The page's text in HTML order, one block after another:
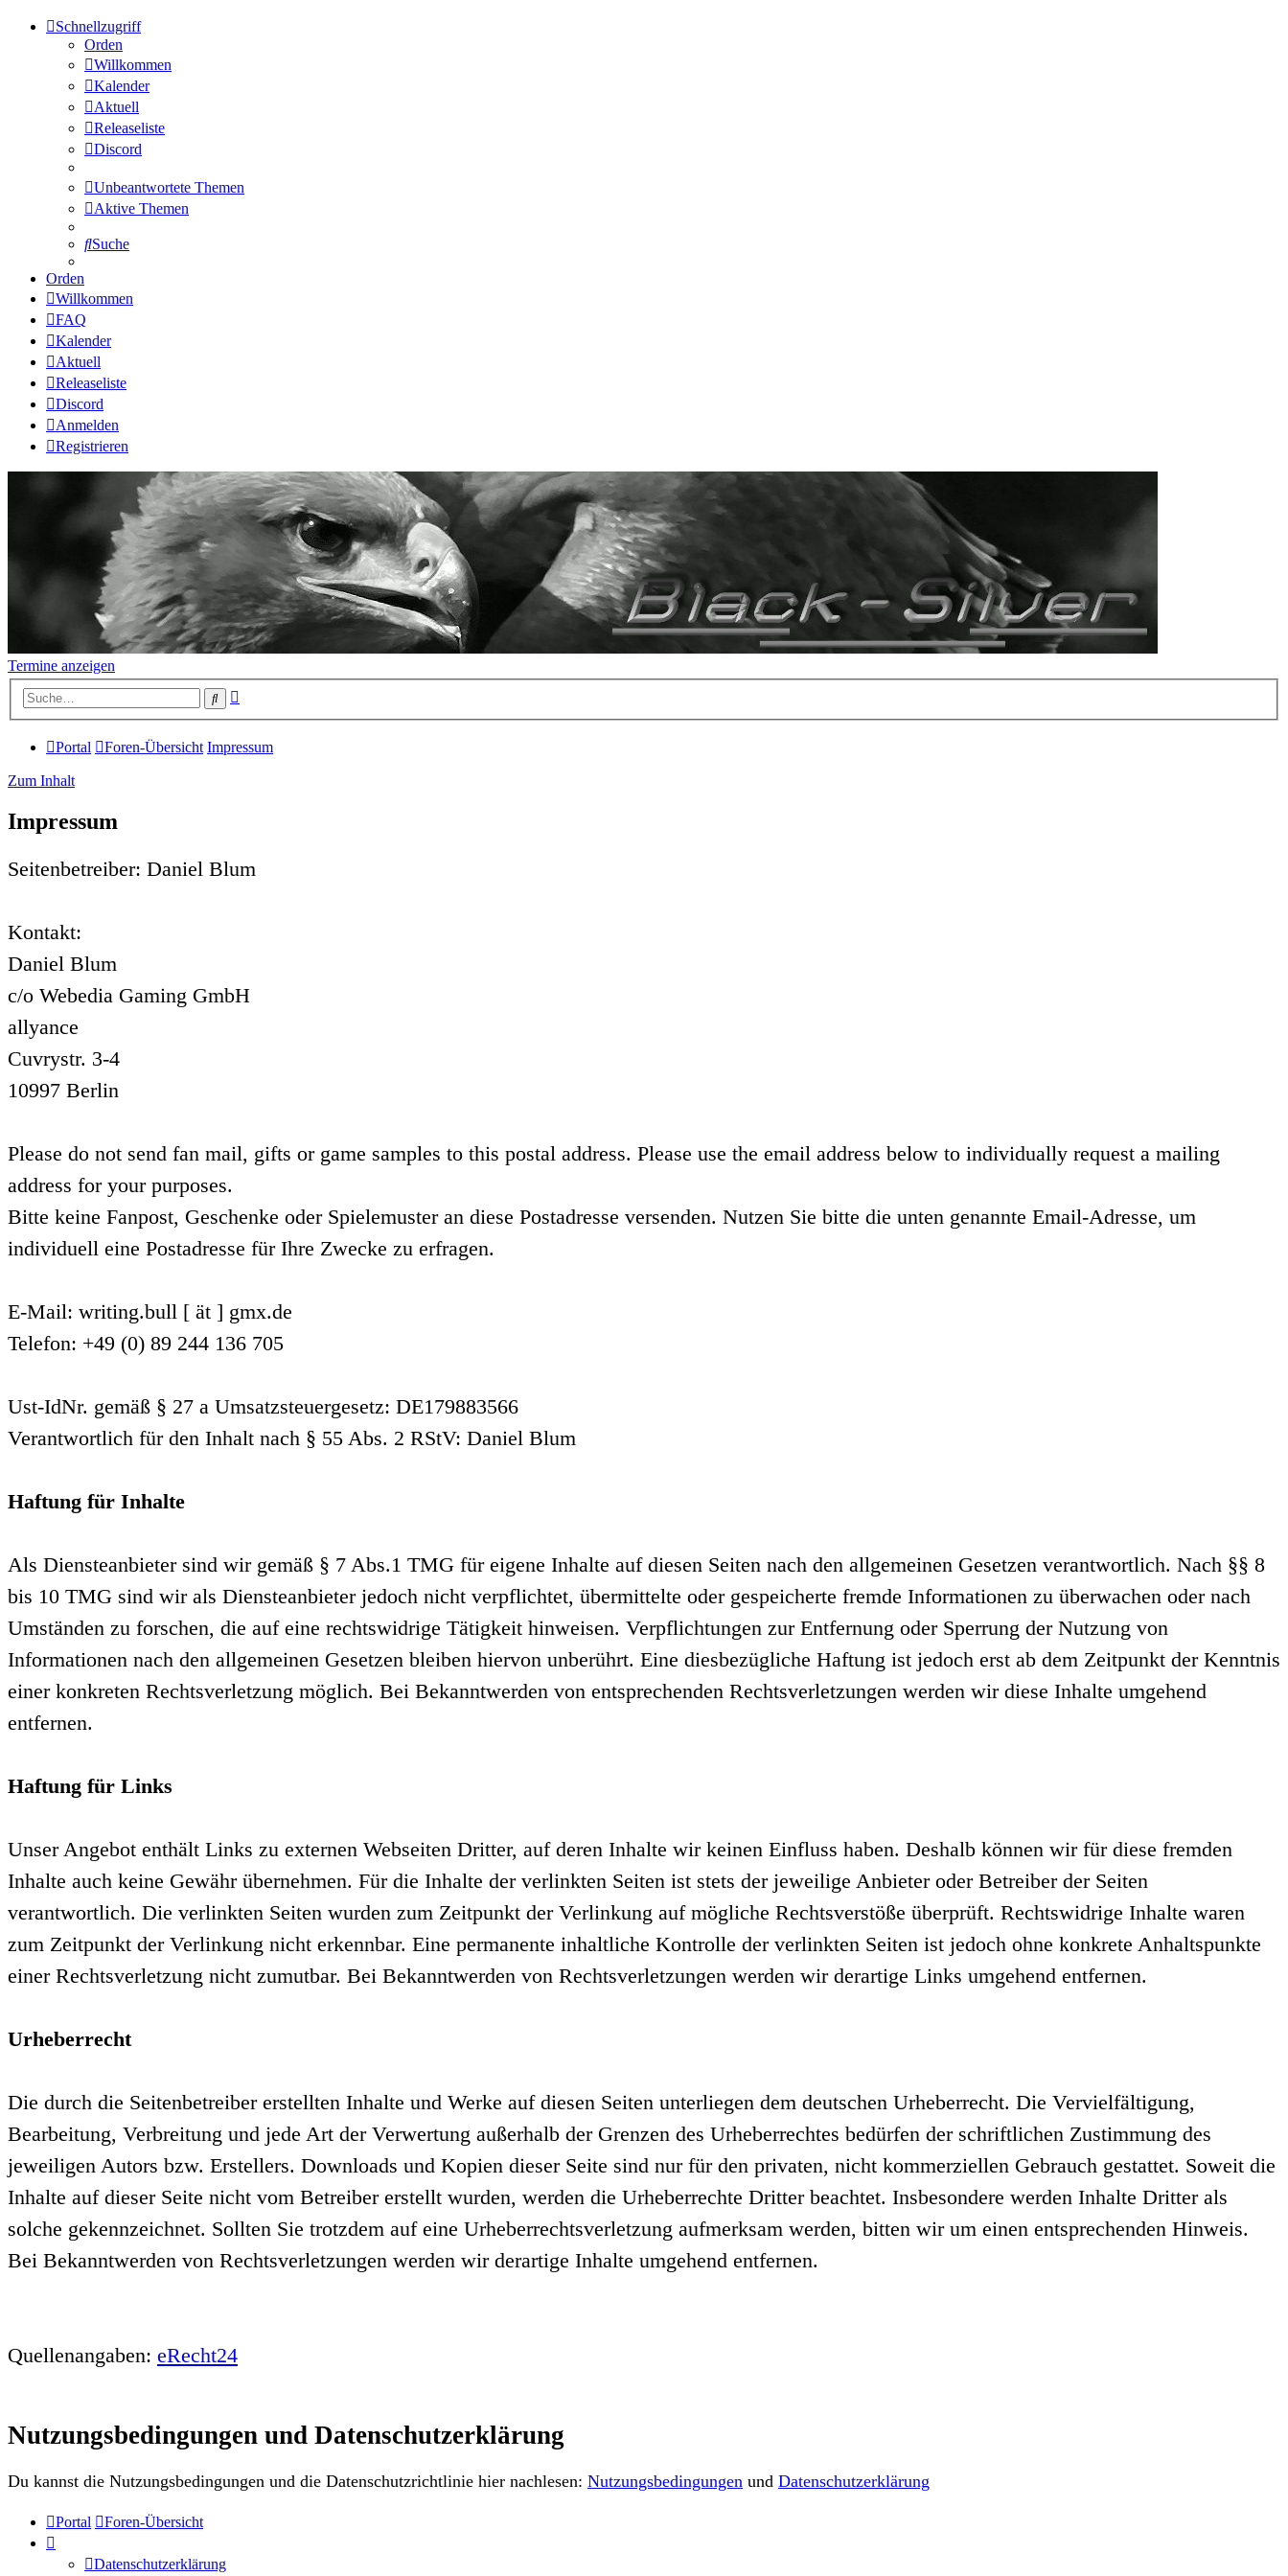
Schnellzugriff
Orden
Willkommen
Kalender
Aktuell
Releaseliste
Discord
Unbeantwortete Themen
Aktive Themen
Suche
Orden
Willkommen
FAQ
Kalender
Aktuell
Releaseliste
Discord
Anmelden
Registrieren
Termine anzeigen
Suche
Portal Foren-Übersicht Impressum
Zum Inhalt
Impressum
Seitenbetreiber: Daniel Blum
Kontakt:
Daniel Blum
c/o Webedia Gaming GmbH
allyance
Cuvrystr. 3-4
10997 Berlin
Please do not send fan mail, gifts or game samples to this postal address. Please use the email address below to individually request a mailing
address for your purposes.
Bitte keine Fanpost, Geschenke oder Spielemuster an diese Postadresse versenden. Nutzen Sie bitte die unten genannte Email-Adresse, um
individuell eine Postadresse für Ihre Zwecke zu erfragen.
E-Mail: writing.bull [ ät ] gmx.de
Telefon: +49 (0) 89 244 136 705
Ust-IdNr. gemäß § 27 a Umsatzsteuergesetz: DE179883566
Verantwortlich für den Inhalt nach § 55 Abs. 2 RStV: Daniel Blum
Haftung für Inhalte
Als Diensteanbieter sind wir gemäß § 7 Abs.1 TMG für eigene Inhalte auf diesen Seiten nach den allgemeinen Gesetzen verantwortlich. Nach §§ 8
bis 10 TMG sind wir als Diensteanbieter jedoch nicht verpflichtet, übermittelte oder gespeicherte fremde Informationen zu überwachen oder nach
Umständen zu forschen, die auf eine rechtswidrige Tätigkeit hinweisen. Verpflichtungen zur Entfernung oder Sperrung der Nutzung von
Informationen nach den allgemeinen Gesetzen bleiben hiervon unberührt. Eine diesbezügliche Haftung ist jedoch erst ab dem Zeitpunkt der Kenntnis
einer konkreten Rechtsverletzung möglich. Bei Bekanntwerden von entsprechenden Rechtsverletzungen werden wir diese Inhalte umgehend
entfernen.
Haftung für Links
Unser Angebot enthält Links zu externen Webseiten Dritter, auf deren Inhalte wir keinen Einfluss haben. Deshalb können wir für diese fremden
Inhalte auch keine Gewähr übernehmen. Für die Inhalte der verlinkten Seiten ist stets der jeweilige Anbieter oder Betreiber der Seiten
verantwortlich. Die verlinkten Seiten wurden zum Zeitpunkt der Verlinkung auf mögliche Rechtsverstöße überprüft. Rechtswidrige Inhalte waren
zum Zeitpunkt der Verlinkung nicht erkennbar. Eine permanente inhaltliche Kontrolle der verlinkten Seiten ist jedoch ohne konkrete Anhaltspunkte
einer Rechtsverletzung nicht zumutbar. Bei Bekanntwerden von Rechtsverletzungen werden wir derartige Links umgehend entfernen.
Urheberrecht
Die durch die Seitenbetreiber erstellten Inhalte und Werke auf diesen Seiten unterliegen dem deutschen Urheberrecht. Die Vervielfältigung,
Bearbeitung, Verbreitung und jede Art der Verwertung außerhalb der Grenzen des Urheberrechtes bedürfen der schriftlichen Zustimmung des
jeweiligen Autors bzw. Erstellers. Downloads und Kopien dieser Seite sind nur für den privaten, nicht kommerziellen Gebrauch gestattet. Soweit die
Inhalte auf dieser Seite nicht vom Betreiber erstellt wurden, werden die Urheberrechte Dritter beachtet. Insbesondere werden Inhalte Dritter als
solche gekennzeichnet. Sollten Sie trotzdem auf eine Urheberrechtsverletzung aufmerksam werden, bitten wir um einen entsprechenden Hinweis.
Bei Bekanntwerden von Rechtsverletzungen werden wir derartige Inhalte umgehend entfernen.
Quellenangaben: eRecht24
Nutzungsbedingungen und Datenschutzerklärung
Du kannst die Nutzungsbedingungen und die Datenschutzrichtlinie hier nachlesen: Nutzungsbedingungen und Datenschutzerklärung
Portal Foren-Übersicht
Datenschutzerklärung